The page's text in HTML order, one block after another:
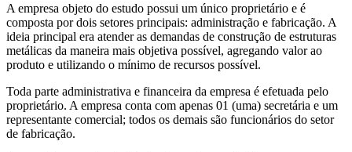
A empresa objeto do estudo possui um único proprietário e é
composta por dois setores principais: administração e fabricação. A
ideia principal era atender as demandas de construção de estruturas
metálicas da maneira mais objetiva possível, agregando valor ao
produto e utilizando o mínimo de recursos possível.
Toda parte administrativa e financeira da empresa é efetuada pelo
proprietário. A empresa conta com apenas 01 (uma) secretária e um
representante comercial; todos os demais são funcionários do setor
de fabricação.